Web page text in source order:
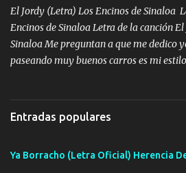
Peñasco Me fajó una Glock al cinto y de
zapatos mi es...
El Jordy (Letra) Los Encinos de Sinaloa
Encinos de Sinaloa Letra de la canción
Sinaloa Me preguntan a que me dedico
paseando muy buenos carros es mi
miraban trabajando la escuela dejé el
familia que nunca les falte nada es la
mi esposa no se ra'ja Música Me
Entradas populares
Ya Borracho (Letra Oficial) Herencia